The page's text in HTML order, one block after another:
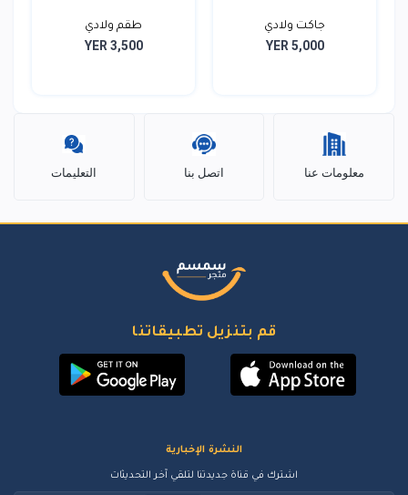
جاكت ولادي
YER 5,000
طقم ولادي
YER 3,500
معلومات عنا اتصل بنا التعليمات
قم بتنزيل تطبيقاتنا
النشرة الإخبارية
اشترك في قناة جديدتنا لتلقي آخر التحديثات